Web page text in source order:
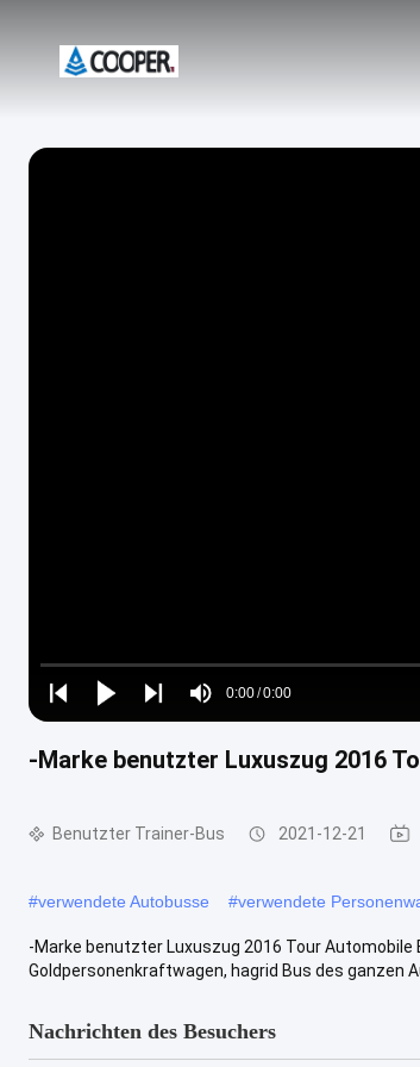
Play
Play
Play
Mute
Time
0:00/0:00
Loaded:
0%
-Marke benutzter Luxuszug 2016
Benutzter Trainer-Bus 2021-12-21
#verwendete Autobusse #verwendete
-Marke benutzter Luxuszug 2016 Tour
Goldpersonenkraftwagen, hagrid Bus des ganzen
Nachrichten des Besuchers